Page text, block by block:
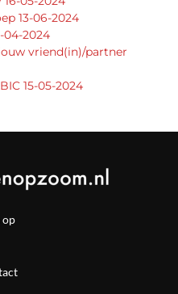
13-06-2024
04-2024
vriend(in)/partner
15-05-2024
op